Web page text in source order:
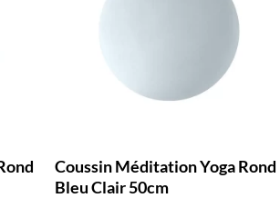
Coussin Méditation Yoga Rond
Bleu Clair 50cm